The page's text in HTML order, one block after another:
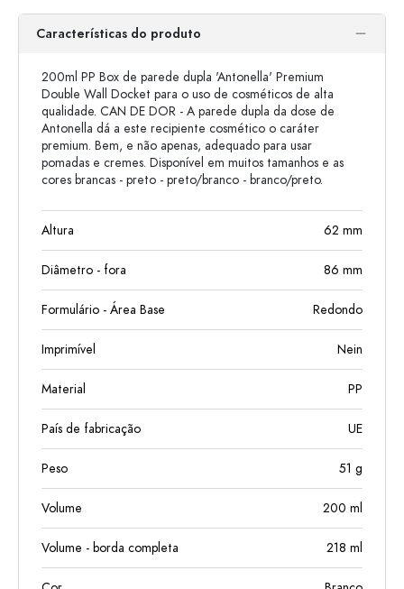
Características do produto
200ml PP Box de parede dupla 'Antonella' Premium
Double Wall Docket para o uso de cosméticos de alta
qualidade. CAN DE DOR - A parede dupla da dose de
Antonella dá a este recipiente cosmético o caráter
premium. Bem, e não apenas, adequado para usar
pomadas e cremes. Disponível em muitos tamanhos e as
cores brancas - preto - preto/branco - branco/preto.
Altura 62 mm
Diâmetro - fora 86 mm
Formulário - Área Base Redondo
Imprimível Nein
Material PP
País de fabricação UE
Peso 51 g
Volume 200 ml
Volume - borda completa 218 ml